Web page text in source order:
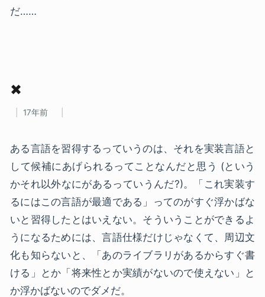
だ……
✖
17年前
ある言語を習得するっていうのは、それを実装言語と
して候補にあげられるってことなんだと思う (という
かそれ以外なにがあるっていうんだ?)。「これ実装す
るにはこの言語が最適である」ってのがすぐ浮かばな
いと習得したとはいえない。そういうことができるよ
うになるためには、言語仕様だけじゃなくて、周辺文
化も知らないと、「あのライブラリがあるからすぐ書
ける」とか「将来性とか実績がないので使えない」と
か浮かばないのでダメだ。